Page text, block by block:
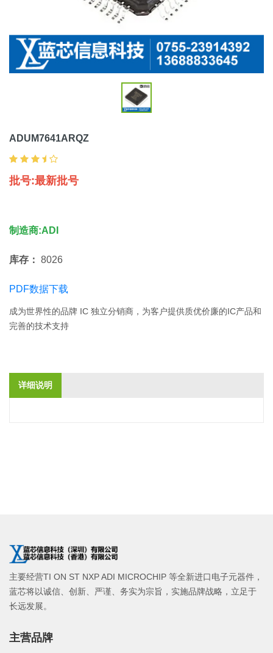
ADUM7641ARQZ
批号:最新批号
制造商:ADI
库存： 8026
PDF数据下载
成为世界性的品牌 IC 独立分销商，为客户提供质优价廉的IC产品和
完善的技术支持
详细说明
主要经营TI ON ST NXP ADI MICROCHIP 等全新进口电子元器件，
蓝芯将以诚信、创新、严谨、务实为宗旨，实施品牌战略，立足于
长远发展。
主营品牌